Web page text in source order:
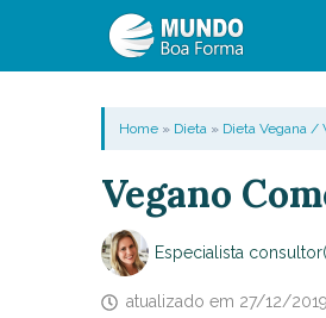
Home» Dieta» Dieta Vegana /
Vegano
Especialista
atualizado em 27/12/2019